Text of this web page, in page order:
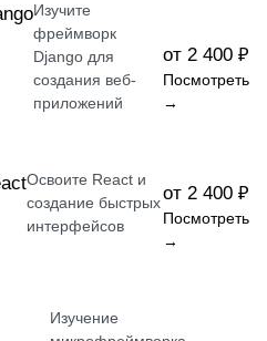
Изучите
фреймворк
Django для
создания веб-
приложений
от 2 400 ₽
Посмотреть
→
Освоите React и
создание быстрых
интерфейсов
от 2 400 ₽
Посмотреть
→
Изучение